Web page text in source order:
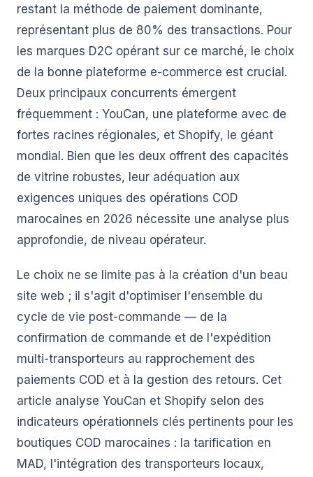
restant la méthode de paiement dominante,
représentant plus de 80% des transactions. Pour
les marques D2C opérant sur ce marché, le choix
de la bonne plateforme e-commerce est crucial.
Deux principaux concurrents émergent
fréquemment : YouCan, une plateforme avec de
fortes racines régionales, et Shopify, le géant
mondial. Bien que les deux offrent des capacités
de vitrine robustes, leur adéquation aux
exigences uniques des opérations COD
marocaines en 2026 nécessite une analyse plus
approfondie, de niveau opérateur.
Le choix ne se limite pas à la création d'un beau
site web ; il s'agit d'optimiser l'ensemble du
cycle de vie post-commande — de la
confirmation de commande et de l'expédition
multi-transporteurs au rapprochement des
paiements COD et à la gestion des retours. Cet
article analyse YouCan et Shopify selon des
indicateurs opérationnels clés pertinents pour les
boutiques COD marocaines : la tarification en
MAD, l'intégration des transporteurs locaux,